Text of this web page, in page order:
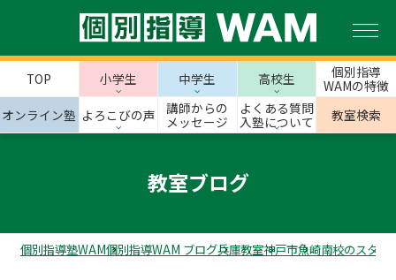
TOP 小学生 中学生 高校生
個別指導
WAMの特徴
オンライン塾 よろこびの声
講師からの
メッセージ
よくある質問
入塾について
教室検索
教室ブログ
個別指導塾WAM個別指導WAM ブログ兵庫教室神戸市魚崎南校のスタッ